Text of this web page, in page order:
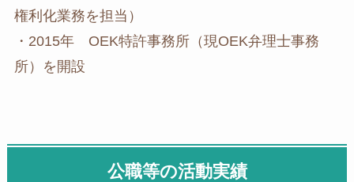
権利化業務を担当）
・2015年 OEK特許事務所（現OEK弁理士事務
所）を開設
公職等の活動実績